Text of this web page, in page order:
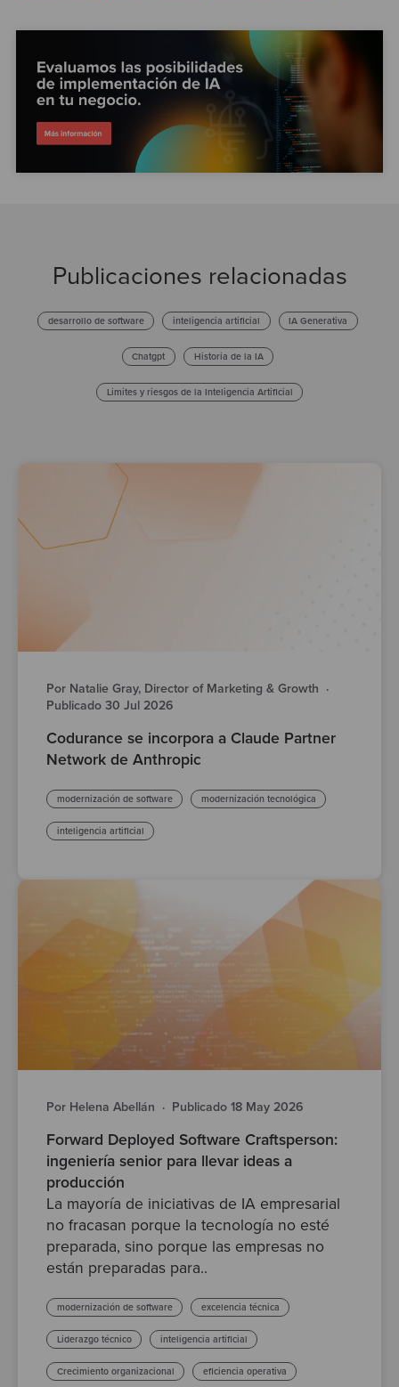
Publicaciones relacionadas
desarrollo de software inteligencia artificial IA Generativa
Chatgpt Historia de la IA
Limites y riesgos de la Inteligencia Artificial
Por Natalie Gray, Director of Marketing & Growth ·
Publicado 30 Jul 2026
Codurance se incorpora a Claude Partner
Network de Anthropic
modernización de software modernización tecnológica
inteligencia artificial
Por Helena Abellán · Publicado 18 May 2026
Forward Deployed Software Craftsperson:
ingeniería senior para llevar ideas a
producción
La mayoría de iniciativas de IA empresarial
no fracasan porque la tecnología no esté
preparada, sino porque las empresas no
están preparadas para..
modernización de software excelencia técnica
Liderazgo técnico inteligencia artificial
Crecimiento organizacional eficiencia operativa